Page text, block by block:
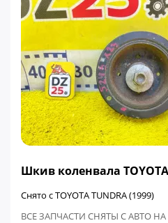
Шкив коленвала TOYOTA
Снято с TOYOTA TUNDRA (1999)
ВСЕ ЗАПЧАСТИ СНЯТЫ С АВТО